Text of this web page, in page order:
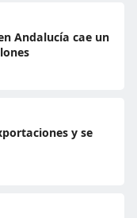
Andalucía cae un
y se